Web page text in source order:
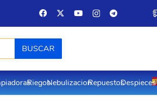
BUSCAR
RiegosNebulizacionRepuestosDespieces